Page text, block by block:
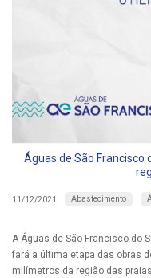
Águas de São Francisco
11/12/2021 Abastecimento
A Águas de São Francisco do
fará a última etapa das obras
milímetros da região das